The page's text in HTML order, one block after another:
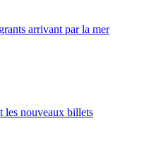
arrivant par la mer
les nouveaux billets